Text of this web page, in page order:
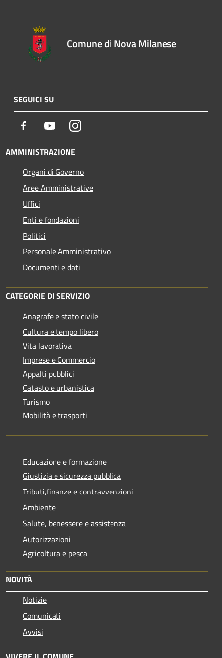
Comune di Nova Milanese
SEGUICI SU
Facebook YoutubeInstagram
AMMINISTRAZIONE
Organi di Governo
Aree Amministrative
Uffici
Enti e fondazioni
Politici
Personale Amministrativo
Documenti e dati
CATEGORIE DI SERVIZIO
Anagrafe e stato civile
Cultura e tempo libero
Vita lavorativa
Imprese e Commercio
Appalti pubblici
Catasto e urbanistica
Turismo
Mobilità e trasporti
Educazione e formazione
Giustizia e sicurezza pubblica
Tributi,finanze e contravvenzioni
Ambiente
Salute, benessere e assistenza
Autorizzazioni
Agricoltura e pesca
NOVITÀ
Notizie
Comunicati
Avvisi